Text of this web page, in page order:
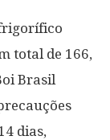
total de 166,
Brasil
dias,